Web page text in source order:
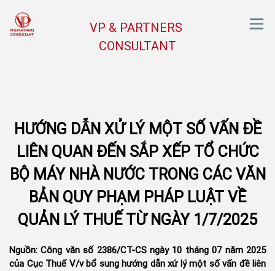
VP & PARTNERS
CONSULTANT
HƯỚNG DẪN XỬ LÝ MỘT SỐ VẤN ĐỀ
LIÊN QUAN ĐẾN SẮP XẾP TỔ CHỨC
BỘ MÁY NHÀ NƯỚC TRONG CÁC VĂN
BẢN QUY PHẠM PHÁP LUẬT VỀ
QUẢN LÝ THUẾ TỪ NGÀY 1/7/2025
Nguồn: Công văn số 2386/CT-CS ngày 10 tháng 07 năm 2025
của Cục Thuế V/v bổ sung hướng dẫn xứ lý một số vấn đề liên